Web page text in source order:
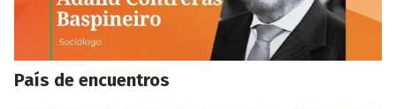
País de encuentros